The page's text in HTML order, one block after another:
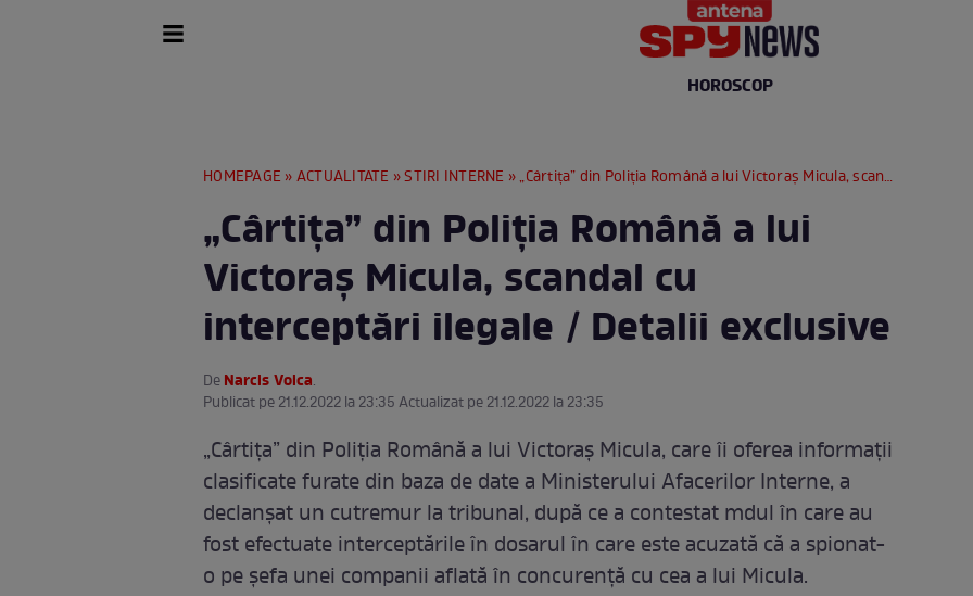
HOROSCOP
HOMEPAGE »ACTUALITATE »STIRI INTERNE » „Cârtița” din Poliția Română a lui Victoraș Micula, scandal cu interceptări ilegale / Detalii exclusive
„Cârtița” din Poliția Română a lui
Victoraș Micula, scandal cu
interceptări ilegale / Detalii exclusive
DeNarcis Voica.
Publicat pe 21.12.2022 la 23:35 Actualizat pe 21.12.2022 la 23:35
„Cârtița” din Poliția Română a lui Victoraș Micula, care îi oferea informații
clasificate furate din baza de date a Ministerului Afacerilor Interne, a
declanșat un cutremur la tribunal, după ce a contestat mdul în care au
fost efectuate interceptările în dosarul în care este acuzată că a spionat-
o pe șefa unei companii aflată în concurență cu cea a lui Micula.